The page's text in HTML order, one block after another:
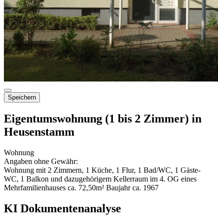
Speichern
Eigentumswohnung (1 bis 2 Zimmer) in
Heusenstamm
Wohnung
Angaben ohne Gewähr:
Wohnung mit 2 Zimmern, 1 Küche, 1 Flur, 1 Bad/WC, 1 Gäste-
WC, 1 Balkon und dazugehörigem Kellerraum im 4. OG eines
Mehrfamilienhauses ca. 72,50m² Baujahr ca. 1967
KI Dokumentenanalyse